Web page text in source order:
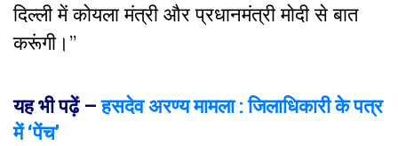
दिल्ली में कोयला मंत्री और प्रधानमंत्री मोदी से बात
करूंगी।”
यह भी पढ़ें –हसदेव अरण्य मामला : जिलाधिकारी के पत्र
में ‘पेंच’